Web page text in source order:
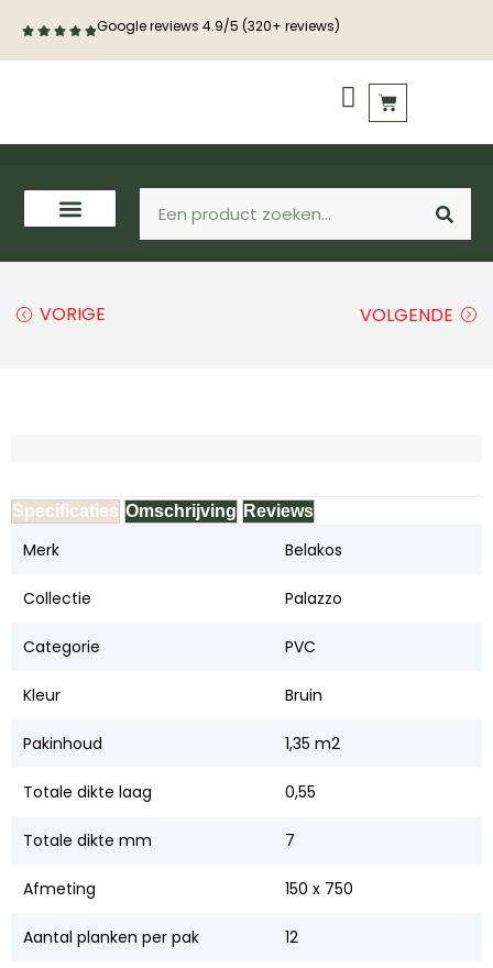
Google reviews 4.9/5 (320+ reviews)
VORIGE VOLGENDE
Specificaties Omschrijving Reviews
Merk Belakos
Collectie Palazzo
Categorie PVC
Kleur Bruin
Pakinhoud 1,35 m2
Totale dikte laag 0,55
Totale dikte mm 7
Afmeting 150 x 750
Aantal planken per pak 12